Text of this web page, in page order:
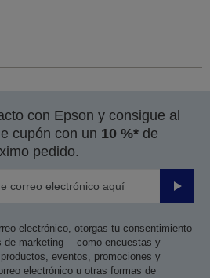
con Epson y consigue al
cupón con un 10 %* de
pedido.
Enviar
electrónico, otorgas tu consentimiento
de marketing —como encuestas y
eventos, promociones y
electrónico u otras formas de